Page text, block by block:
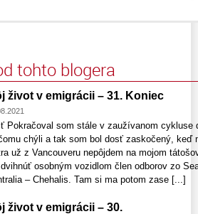
tohto blogera
život v emigrácii – 31. Koniec
Pokračoval som stále v zaužívanom cykluse
chýli a tak som bol dosť zaskočený, keď
už z Vancouveru nepôjdem na mojom
osobným vozidlom člen odborov zo
– Chehalis. Tam si ma potom zase [...]
život v emigrácii – 30.